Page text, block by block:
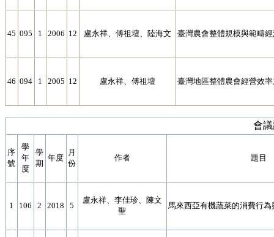
45 095 1 2006 12 盧永祥、傅祖壇、陸海文 臺灣農會整體規模與範疇
46 094 1 2005 12 盧永祥、傅祖壇 臺灣地區整體農會經營效
會
序
號
學
年
度
學
期
年度
月
份
作者 題目
1 106 2 2018 5
盧永祥、李佳珍、陳文
聖
馬來西亞有機蔬菜的消費行